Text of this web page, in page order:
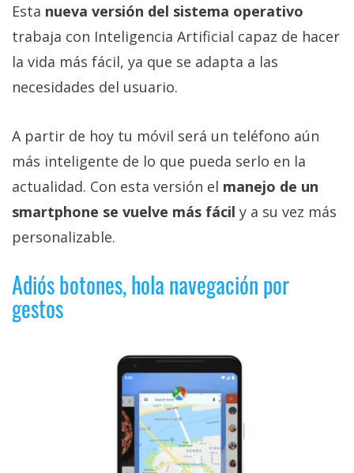
privacidad
/
Aviso
Legal
comunicación
digital donde
encontrarás
todas las
tecnología,
ordenadores,
informática,
videojuegos,
comparativas,
trucos y
Esta nueva versión del sistema operativo
trabaja con Inteligencia Artificial capaz de hacer
la vida más fácil, ya que se adapta a las
necesidades del usuario.
A partir de hoy tu móvil será un teléfono aún
más inteligente de lo que pueda serlo en la
actualidad. Con esta versión el manejo de un
smartphone se vuelve más fácil y a su vez más
personalizable.
Adiós botones, hola navegación por
gestos